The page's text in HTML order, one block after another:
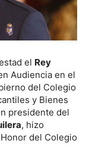
el Rey
Audiencia en el
del Colegio
y Bienes
presidente del
, hizo
del Colegio